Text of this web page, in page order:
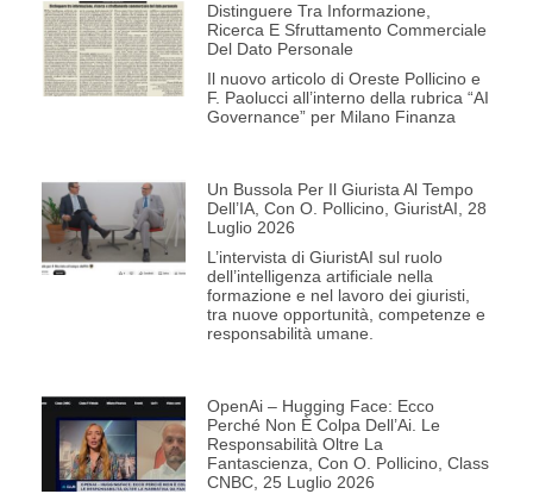
Distinguere Tra Informazione,
Ricerca E Sfruttamento Commerciale
Del Dato Personale
Il nuovo articolo di Oreste Pollicino e
F. Paolucci all’interno della rubrica “AI
Governance” per Milano Finanza
Un Bussola Per Il Giurista Al Tempo
Dell’IA, Con O. Pollicino, GiuristAI, 28
Luglio 2026
L’intervista di GiuristAI sul ruolo
dell’intelligenza artificiale nella
formazione e nel lavoro dei giuristi,
tra nuove opportunità, competenze e
responsabilità umane.
OpenAi – Hugging Face: Ecco
Perché Non È Colpa Dell’Ai. Le
Responsabilità Oltre La
Fantascienza, Con O. Pollicino, Class
CNBC, 25 Luglio 2026